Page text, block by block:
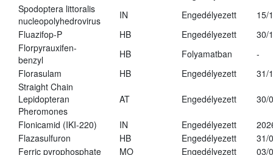
Spodoptera littoralis
nucleopolyhedrovirus
IN Engedélyezett
15/
Fluazifop-P
HB Engedélyezett
30/
Florpyrauxifen-
benzyl
HB Folyamatban
-
Florasulam
HB Engedélyezett
31/
Straight Chain
Lepidopteran
Pheromones
AT Engedélyezett 30/
Flonicamid (IKI-220) IN Engedélyezett
Flazasulfuron
HB Engedélyezett
31/
Ferric pyrophosphate
MO Engedélyezett
03/